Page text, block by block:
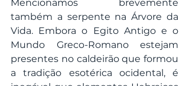
Mencionamos brevemente
também a serpente na Árvore da
Vida. Embora o Egito Antigo e o
Mundo Greco-Romano estejam
presentes no caldeirão que formou
a tradição esotérica ocidental, é